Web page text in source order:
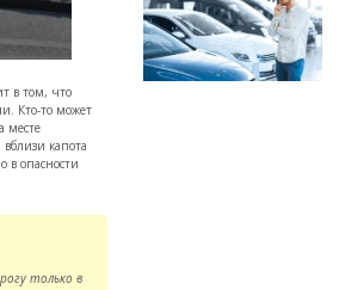
в том, что
Кто-то может
месте
капота
в опасности
только в